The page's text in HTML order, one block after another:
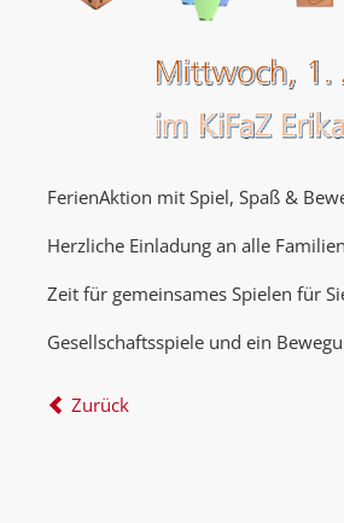
FerienAktion mit Spiel, Spaß &
Herzliche Einladung an alle
Zeit für gemeinsames Spielen für
Gesellschaftsspiele und ein
Zurück